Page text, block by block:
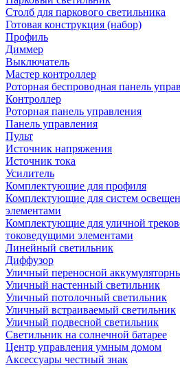
Столб для паркового светильника
Готовая конструкция (набор)
Профиль
Диммер
Выключатель
Мастер контроллер
Роторная беспроводная панель
Контроллер
Роторная панель управления
Панель управления
Пульт
Источник напряжения
Источник тока
Усилитель
Комплектующие для профиля
Комплектующие для систем
элементами
Комплектующие для уличной
токоведущими элементами
Линейный светильник
Диффузор
Уличный переносной
Уличный настенный светильник
Уличный потолочный светильник
Уличный встраиваемый светильник
Уличный подвесной светильник
Светильник на солнечной батарее
Центр управления умным домом
Аксессуары честный знак